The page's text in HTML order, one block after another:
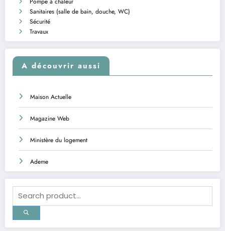
Sanitaires (salle de bain, douche, WC)
Sécurité
Travaux
A découvrir aussi
Maison Actuelle
Magazine Web
Ministère du logement
Ademe